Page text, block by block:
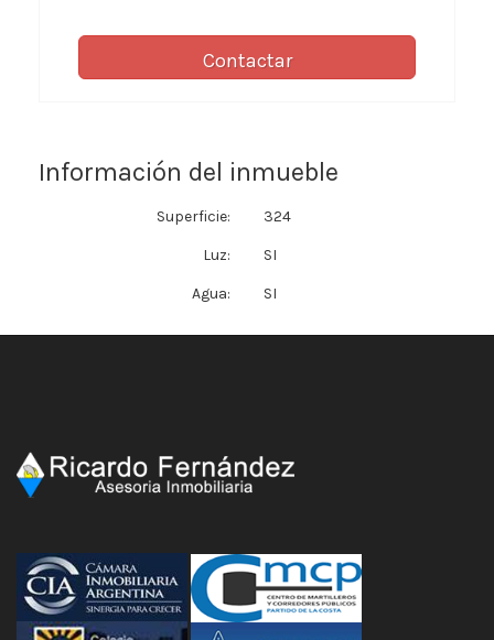
Contactar
Información del inmueble
Superficie: 324
Luz: SI
Agua: SI